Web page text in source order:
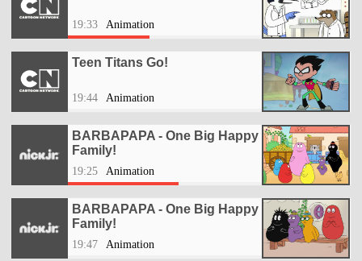
19:33 Animation
Teen Titans Go!
19:44 Animation
BARBAPAPA - One Big Happy
Family!
19:25 Animation
BARBAPAPA - One Big Happy
Family!
19:47 Animation